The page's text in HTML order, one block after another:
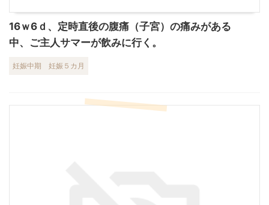
16ｗ6ｄ、定時直後の腹痛（子宮）の痛みがある
中、ご主人サマーが飲みに行く。
妊娠中期 妊娠５カ月